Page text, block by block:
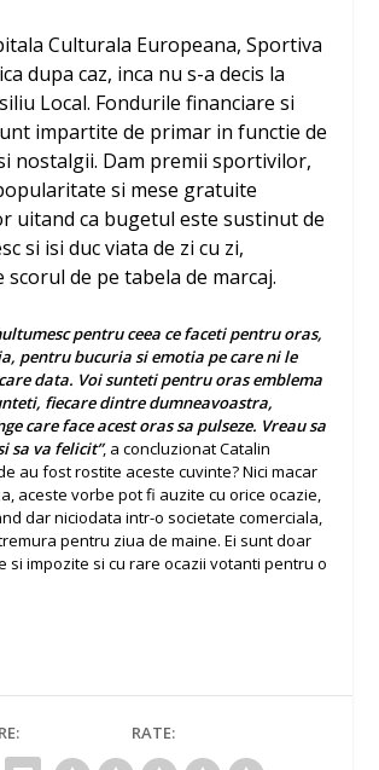
Culturala Europeana, Sportiva
dupa caz, inca nu s-a decis la
Local. Fondurile financiare si
impartite de primar in functie de
nostalgii. Dam premii sportivilor,
si mese gratuite
uitand ca bugetul este sustinut de
si isi duc viata de zi cu zi,
de pe tabela de marcaj.
pentru ceea ce faceti pentru oras,
pentru bucuria si emotia pe care ni le
data. Voi sunteti pentru oras emblema
fiecare dintre dumneavoastra,
care face acest oras sa pulseze. Vreau sa
sa va felicit”, a concluzionat Catalin
au fost rostite aceste cuvinte? Nici macar
aceste vorbe pot fi auzite cu orice ocazie,
dar niciodata intr-o societate comerciala,
pentru ziua de maine. Ei sunt doar
si impozite si cu rare ocazii votanti pentru o
RATE: